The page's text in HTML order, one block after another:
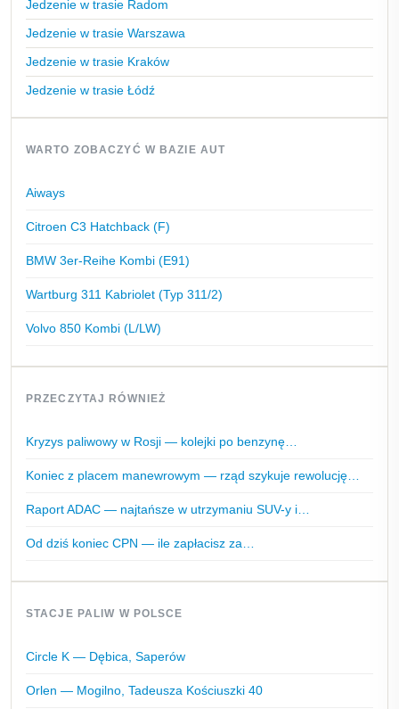
Jedzenie w trasie Radom
Jedzenie w trasie Warszawa
Jedzenie w trasie Kraków
Jedzenie w trasie Łódź
WARTO ZOBACZYĆ W BAZIE AUT
Aiways
Citroen C3 Hatchback (F)
BMW 3er-Reihe Kombi (E91)
Wartburg 311 Kabriolet (Typ 311/2)
Volvo 850 Kombi (L/LW)
PRZECZYTAJ RÓWNIEŻ
Kryzys paliwowy w Rosji — kolejki po benzynę…
Koniec z placem manewrowym — rząd szykuje rewolucję…
Raport ADAC — najtańsze w utrzymaniu SUV-y i…
Od dziś koniec CPN — ile zapłacisz za…
STACJE PALIW W POLSCE
Circle K — Dębica, Saperów
Orlen — Mogilno, Tadeusza Kościuszki 40